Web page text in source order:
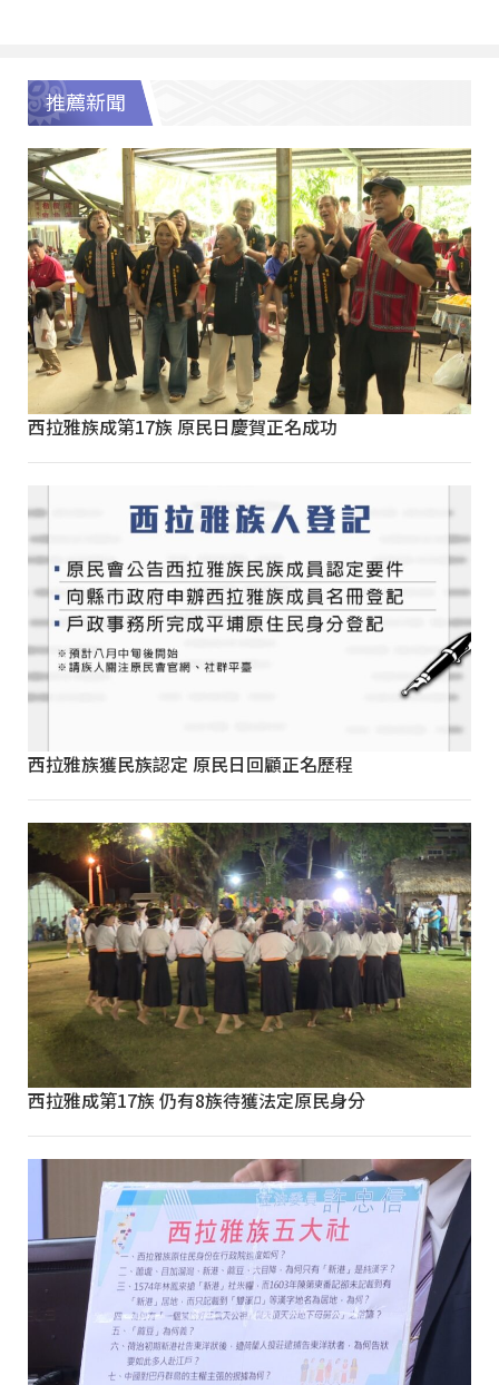
推薦新聞
西拉雅族成第17族 原民日慶賀正名成功
西拉雅族獲民族認定 原民日回顧正名歷程
西拉雅成第17族 仍有8族待獲法定原民身分